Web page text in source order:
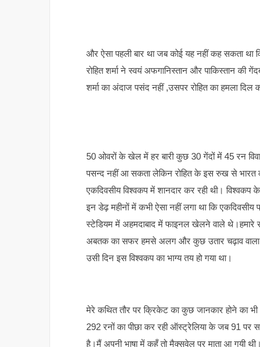
और ऐसा पहली बार था जब कोई यह नहीं कह सकता था
रोहित शर्मा ने स्वयं अफगानिस्तान और पाकिस्तान की
शर्मा का अंदाज पसंद नहीं ,उसपर रोहित का हमला दिल
50 ओवरों के खेल में हर बारी कुछ 30 गेंदों में 45 रन
पसन्द नहीं आ सकता लेकिन रोहित के इस रुख से भारत
एकदिवसीय विश्वकप में शानदार कर रही थी।
इन डेढ़ महीनों में कभी ऐसा नहीं लगा था कि
स्टेडियम में अहमदाबाद में फाइनल खेलने वाले थे।हमारे
अबतक का सफर हमसे अलग और कुछ उतार चढ़ाव वाला
उसी दिन इस विश्वकप का भाग्य तय हो गया था।
मेरे कथित तौर पर क्रिकेट का कुछ जानकार होने का
292 रनों का पीछा कर रही ऑस्ट्रेलिया के जब 91
है।मैं अपनी भाषा में कहूँ तो मैक्सवेल पर माता आ गयी थी।